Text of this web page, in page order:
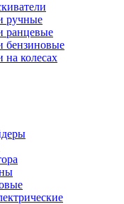
ручные
ранцевые
бензиновые
колесах